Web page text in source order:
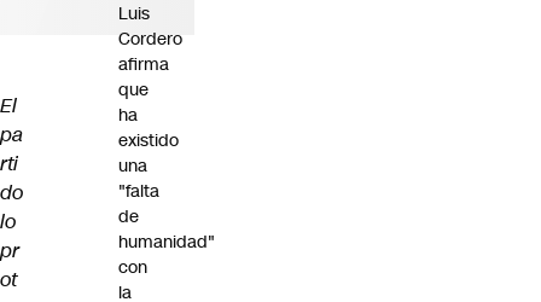
El
pa
rti
do
lo
pr
ot
Luis
Cordero
afirma
que
ha
existido
una
"falta
de
humanidad"
con
la